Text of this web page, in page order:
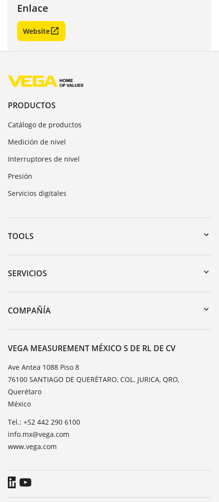
Enlace
Website
PRODUCTOS
Catálogo de productos
Medición de nivel
Interruptores de nivel
Presión
Servicios digitales
TOOLS
Zona de descarga
Búsqueda por número de serie
DTM Collection/PACTware
SERVICIOS
Devolución de instrumentos
Cursos de formacion
Lista de resistencias
TeamViewer
COMPAÑÍA
Acerca de VEGA
Contacto
Notícias
Prensa
Blog
VEGA MEASUREMENT MÉXICO S DE RL DE CV
Ave Antea 1088 Piso 8
76100 SANTIAGO DE QUERÉTARO, COL. JURICA, QRO,
Querétaro
México
Tel.: +52 442 290 6100
info.mx@vega.com
www.vega.com